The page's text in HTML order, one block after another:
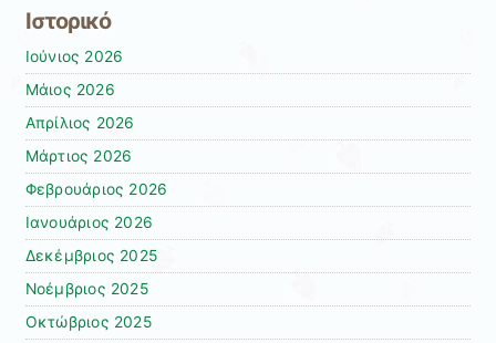
Ιστορικό
Ιούνιος 2026
Μάιος 2026
Απρίλιος 2026
Μάρτιος 2026
Φεβρουάριος 2026
Ιανουάριος 2026
Δεκέμβριος 2025
Νοέμβριος 2025
Οκτώβριος 2025